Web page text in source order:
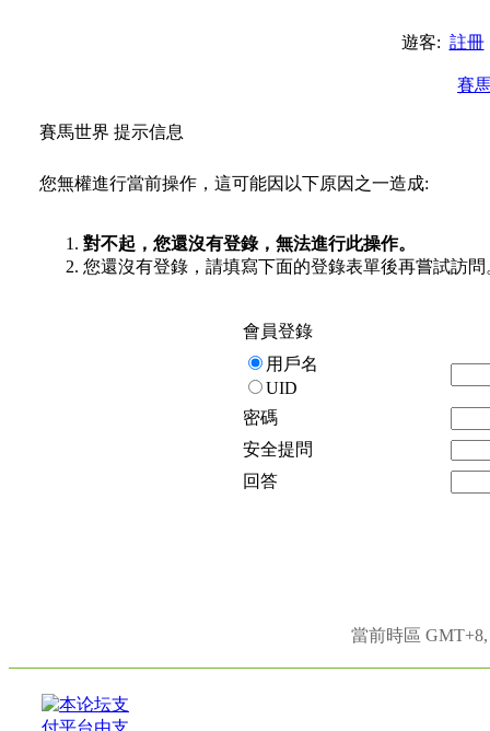
遊客: 註冊
賽
賽馬世界 提示信息
您無權進行當前操作，這可能因以下原因之一造成:
對不起，您還沒有登錄，無法進行此操作。
您還沒有登錄，請填寫下面的登錄表單後再嘗試訪問
會員登錄
用戶名
UID
密碼
安全提問
回答
當前時區